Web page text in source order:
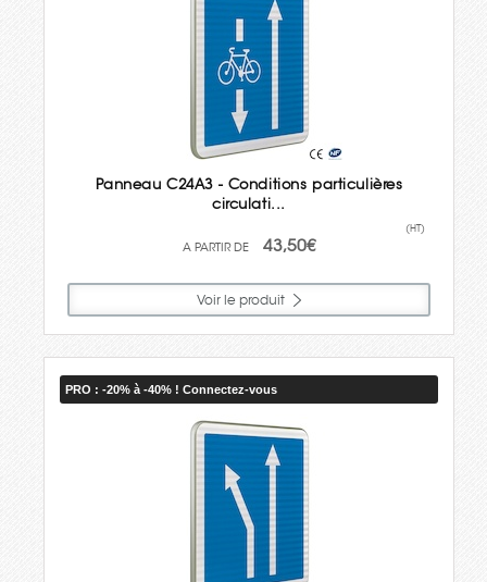
Panneau C24A3 - Conditions particulières
circulati...
43,50€
(HT)
Voir le produit
PRO : -20% à -40% ! Connectez-vous